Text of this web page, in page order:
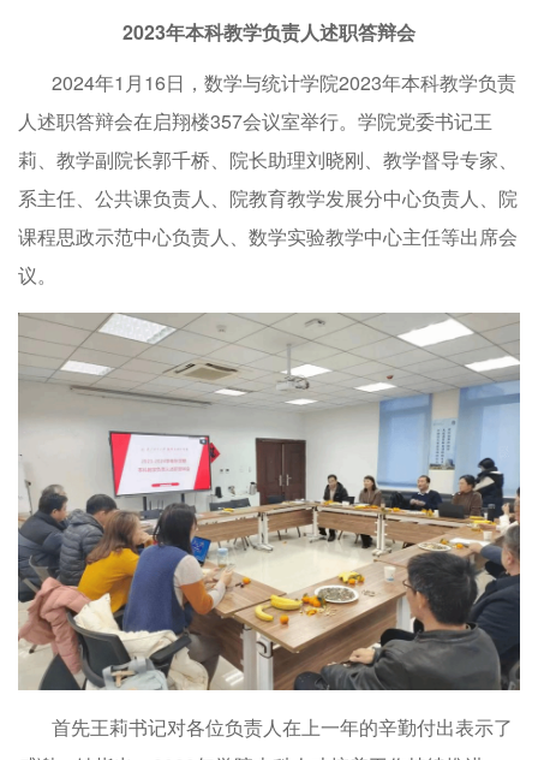
2023年本科教学负责人述职答辩会
2024年1月16日，数学与统计学院2023年本科教学负责
人述职答辩会在启翔楼357会议室举行。学院党委书记王
莉、教学副院长郭千桥、院长助理刘晓刚、教学督导专家、
系主任、公共课负责人、院教育教学发展分中心负责人、院
课程思政示范中心负责人、数学实验教学中心主任等出席会
议。
首先王莉书记对各位负责人在上一年的辛勤付出表示了